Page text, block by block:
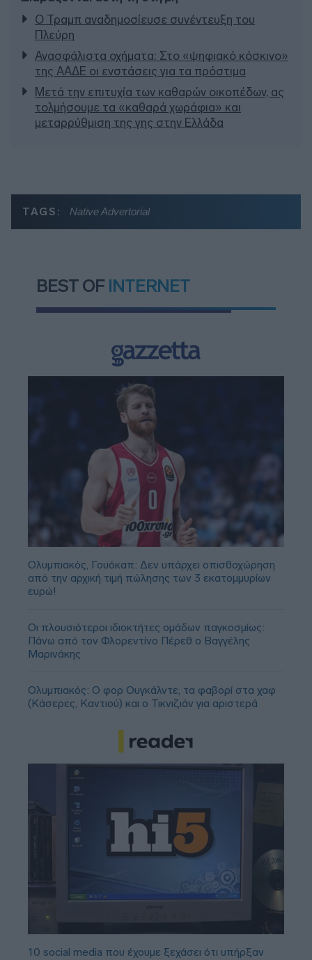
Ο Τραμπ αναδημοσίευσε συνέντευξη του
Πλεύρη
Ανασφάλιστα οχήματα: Στο «ψηφιακό κόσκινο»
της ΑΑΔΕ οι ενστάσεις για τα πρόστιμα
Μετά την επιτυχία των καθαρών οικοπέδων, ας
τολμήσουμε τα «καθαρά χωράφια» και
μεταρρύθμιση της γης στην Ελλάδα
TAGS: Native Advertorial
BEST OF INTERNET
Ολυμπιακός, Γουόκαπ: Δεν υπάρχει οπισθοχώρηση
από την αρχική τιμή πώλησης των 3 εκατομμυρίων
ευρώ!
Οι πλουσιότεροι ιδιοκτήτες ομάδων παγκοσμίως:
Πάνω από τον Φλορεντίνο Πέρεθ ο Βαγγέλης
Μαρινάκης
Ολυμπιακός: Ο φορ Ουγκάλντε, τα φαβορί στα χαφ
(Κάσερες, Καντιού) και ο Τικνιζιάν για αριστερά
10 social media που έχουμε ξεχάσει ότι υπήρξαν